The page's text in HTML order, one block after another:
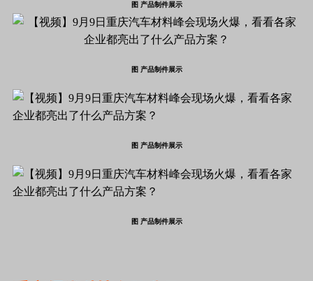
图 产品制件展示
图 产品制件展示
图 产品制件展示
图 产品制件展示